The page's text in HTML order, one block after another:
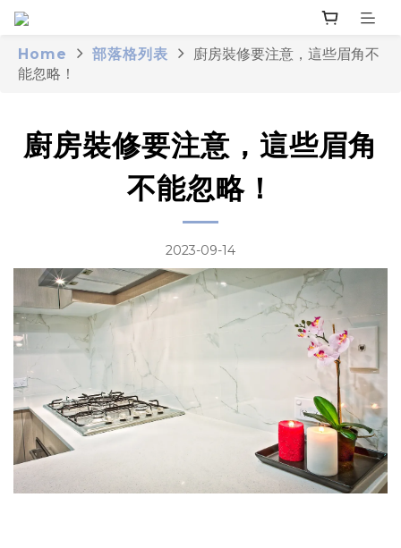
Home 部落格列表
廚房裝修要注意，這些眉角不
能忽略！
廚房裝修要注意，這些眉角
不能忽略！
2023-09-14